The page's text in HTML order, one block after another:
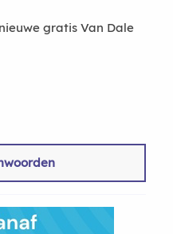
gratis Van Dale